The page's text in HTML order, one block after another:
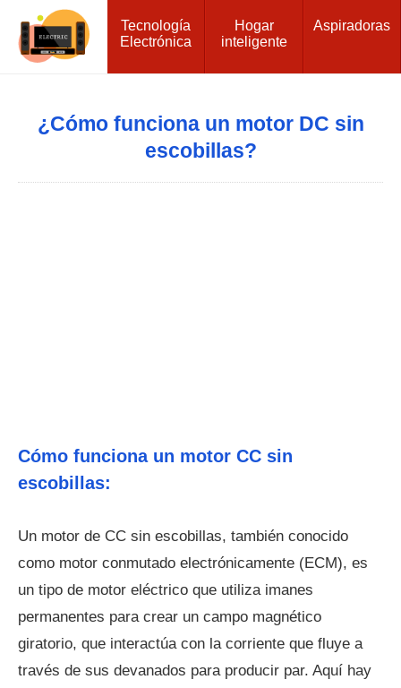
Tecnología
Electrónica
Hogar
inteligente
Aspiradoras
¿Cómo funciona un motor DC sin
escobillas?
Cómo funciona un motor CC sin
escobillas:
Un motor de CC sin escobillas, también conocido
como motor conmutado electrónicamente (ECM), es
un tipo de motor eléctrico que utiliza imanes
permanentes para crear un campo magnético
giratorio, que interactúa con la corriente que fluye a
través de sus devanados para producir par. Aquí hay